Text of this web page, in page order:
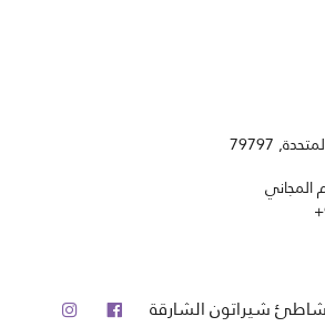
79797
شيراتون الشارقة فيس بوك